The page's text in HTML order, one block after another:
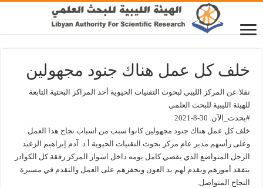
خلف كل عمل هناك جنود مجهولين
نقلا عن المركز الليبي لبحوث التقنيات الحيوية أحد المراكز البحثية التابعة
للهيئة الليبية للبحث العلمي
#يحدث_الآن. 30-8-2021
خلف كل عمل هناك جنود مجهولين كانوا سبب من اسباب نجاح هذا العمل
وعلى رأسهم مدير عام مركز بحوث التقنيات الحيوية أ.د. آدم إبراهيم الزغيد
الرجل المتواضع الذي يقضي كامل يومه داخل اسوار المركز رفقة كل الكوادر
يتفقد أمورهم ويقدم لهم يد العون ويحفزهم على العمل والتقدم في مسيرة
النجاح المتواصل.